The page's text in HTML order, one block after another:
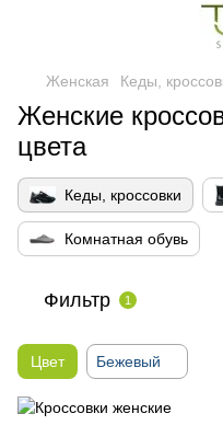
Женская Кеды,
Женские
цвета
Кеды, кроссовки
Комнатная обувь
Фильтр 1
Цвет Бежевый